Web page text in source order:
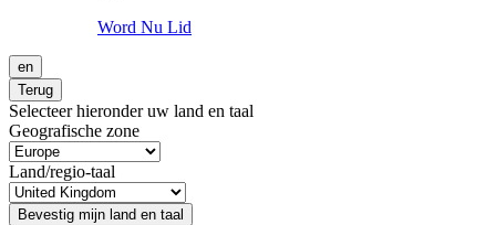
Word Nu Lid
en
Terug
Selecteer hieronder uw land en taal
Geografische zone
Land/regio-taal
Bevestig mijn land en taal